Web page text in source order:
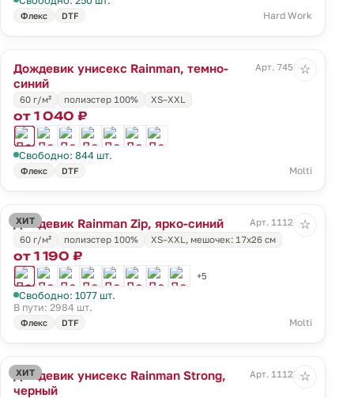
Флекс DTF Hard Work
Дождевик унисекс Rainman, темно-
синий
Арт. 7456.40
60 г/м² полиэстер 100% XS–XXL
от 1 040 ₽
Свободно: 844 шт.
Флекс DTF Molti
☆
ХИТ
Дождевик Rainman Zip, ярко-синий
Арт. 11124.44
60 г/м²
полиэстер 100% XS–XXL, мешочек: 17х26 см
от 1 190 ₽
+5
Свободно: 1077 шт.
В пути: 2984 шт.
Флекс DTF Molti
☆
ХИТ
Дождевик унисекс Rainman Strong,
черный
Арт. 11123.30
☆